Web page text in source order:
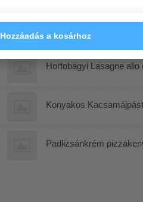
Hortobágyi Lasagne alio
Konyakos
Padlizsánkrém
Hozzáadás a kosárhoz